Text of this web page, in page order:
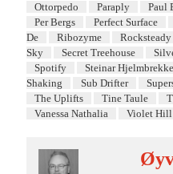
Ottorpedo
Paraply Paul
Per Bergs
Perfect Surface
De
Ribozyme Rocksteady
Sky
Secret Treehouse
Spotify
Steinar Hjelmbrekke
Shaking
Sub Drifter
The Uplifts
Tine Taule
Vanessa Nathalia
Violet Hill